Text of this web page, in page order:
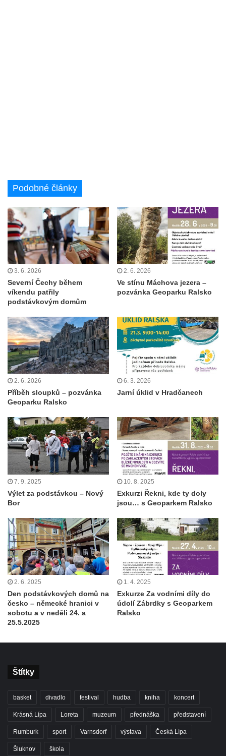
Podobné články
3. 6. 2026
Severní Čechy během
víkendu patřily
podstávkovým domům
2. 6. 2026
Ve stínu Máchova jezera –
pozvánka Geoparku Ralsko
2. 6. 2026
Příběh sloupků – pozvánka
Geoparku Ralsko
6. 3. 2026
Jarní úklid v Hradčanech
7. 9. 2025
Výlet za podstávkou – Nový
Bor
10. 8. 2025
Exkurzi Řekni, kde ty doly
jsou… s Geoparkem Ralsko
2. 6. 2025
Den podstávkových domů na
česko – německé hranici v
sobotu a v neděli 24. a
25.5.2025
1. 4. 2025
Exkurze Za vodními díly do
údolí Zábrdky s Geoparkem
Ralsko
Štítky
basket divadlo festival hudba kniha koncert
Krásná Lípa Loreta muzeum přednáška představení
Rumburk sport Varnsdorf výstava Česká Lípa
Šluknov škola